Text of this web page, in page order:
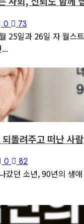
0 73
25일과 26일 자 월
돌려주고 떠난 사람
0 82
갔던 소년, 90년의 생